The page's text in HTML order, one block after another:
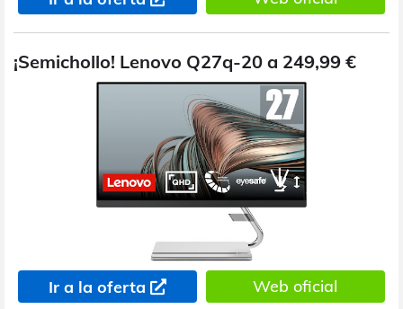
¡Semichollo! Lenovo Q27q-20 a 249,99 €
Ir a la oferta Web oficial